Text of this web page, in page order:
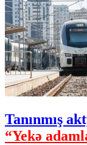
Tanınmış
“Yekə